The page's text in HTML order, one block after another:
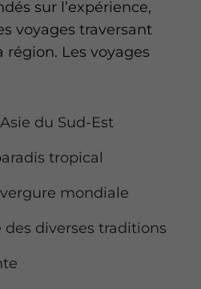
sur l’expérience,
voyages traversant
région. Les voyages
du Sud-Est
tropical
mondiale
diverses traditions